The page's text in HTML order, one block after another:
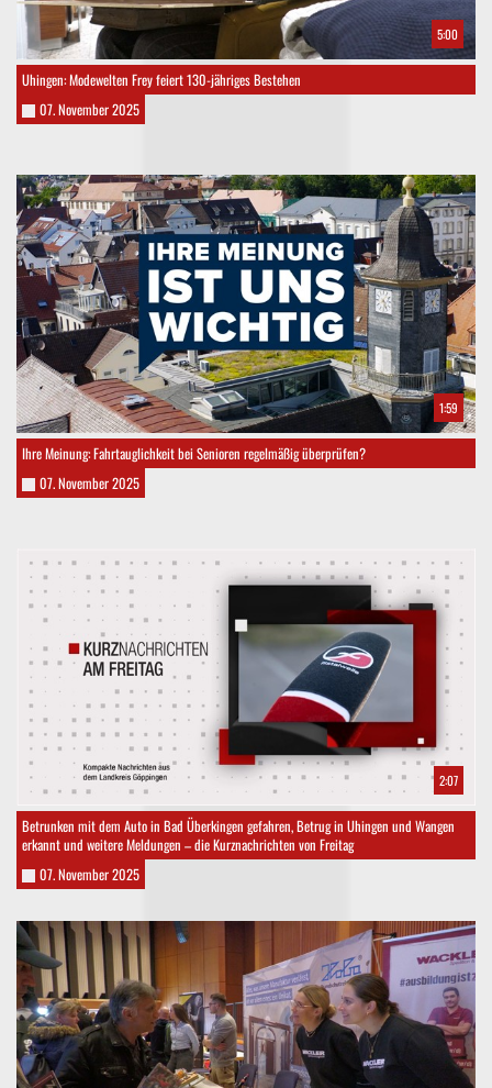
5:00
Uhingen: Modewelten Frey feiert 130-jähriges Bestehen
07. November 2025
1:59
Ihre Meinung: Fahrtauglichkeit bei Senioren regelmäßig überprüfen?
07. November 2025
2:07
Betrunken mit dem Auto in Bad Überkingen gefahren, Betrug in Uhingen und Wangen
erkannt und weitere Meldungen – die Kurznachrichten von Freitag
07. November 2025